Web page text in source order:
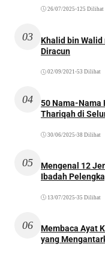
26/07/2025 •125 Dilihat
03
Khalid bin
Diracun
02/09/2021 •53 Dilihat
04
50 Nama-Nama
Thariqah di
30/06/2025 •38 Dilihat
05
Mengenal 12
Ibadah
13/07/2025 •35 Dilihat
06
Membaca Ayat
yang